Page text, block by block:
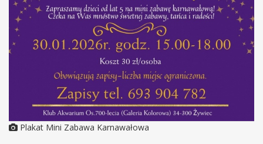
Plakat Mini Zabawa Karnawałowa